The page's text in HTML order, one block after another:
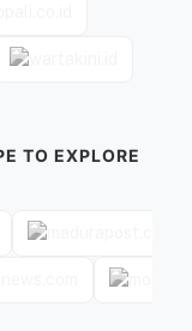
TO EXPLORE